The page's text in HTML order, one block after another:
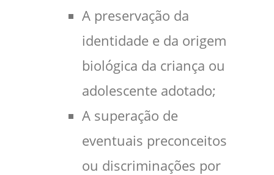
A preservação da
identidade e da origem
biológica da criança ou
adolescente adotado;
A superação de
eventuais preconceitos
ou discriminações por